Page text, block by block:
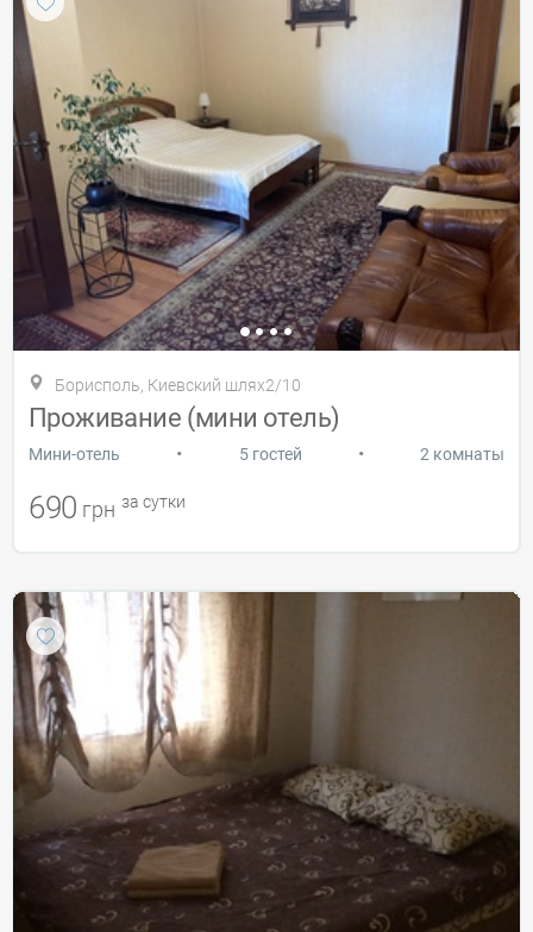
Борисполь, Киевский шлях2/10
Проживание (мини отель)
Мини-отель • 5 гостей • 2 комнаты
690 грн за сутки